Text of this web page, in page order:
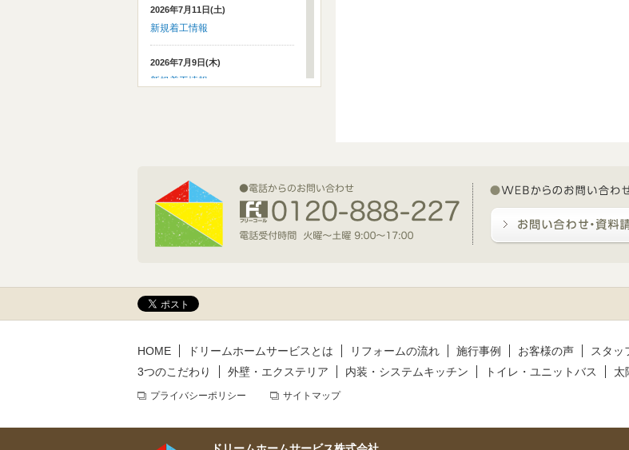
2026年7月11日(土)
新規着工情報
2026年7月9日(木)
新規着工情報
新規着工情報
2026年5月14日(木)
新規着工情報
HOME ドリームホームサービスとは リフォームの流れ 施行事例 お客様の声 スタッ
3つのこだわり
外壁・エクステリア 内装・システムキッチン トイレ・ユニットバス 太
プライバシーポリシー サイトマップ